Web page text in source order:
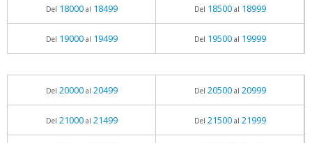
Del 18000al 18499 Del 18500al 18999
Del 19000al 19499 Del 19500al 19999
Del 20000al 20499 Del 20500al 20999
Del 21000al 21499 Del 21500al 21999